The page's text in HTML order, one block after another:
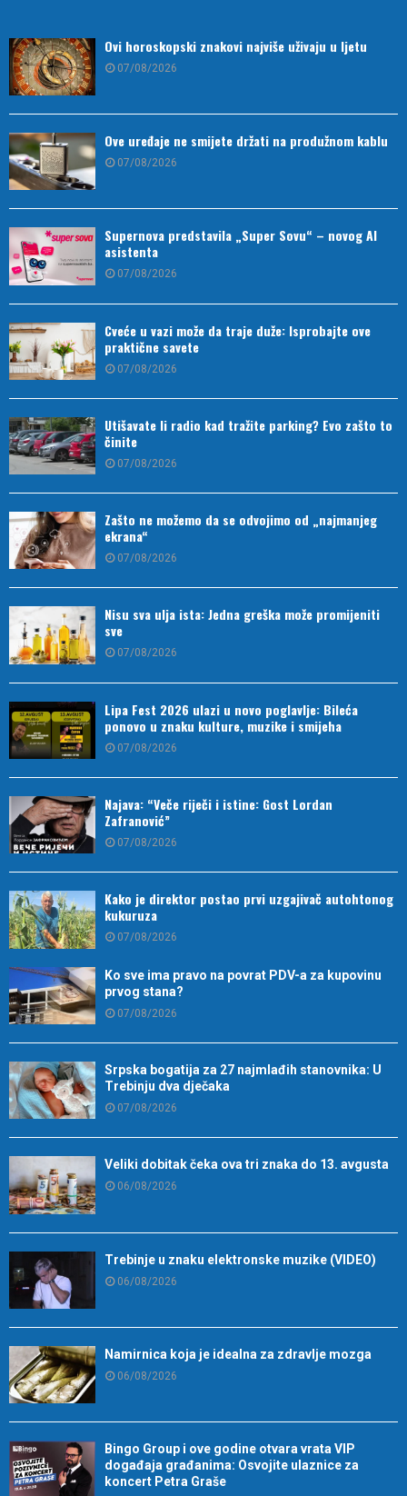
Ovi horoskopski znakovi najviše uživaju u ljetu
07/08/2026
Ove uređaje ne smijete držati na produžnom kablu
07/08/2026
Supernova predstavila „Super Sovu“ – novog AI
asistenta
07/08/2026
Cveće u vazi može da traje duže: Isprobajte ove
praktične savete
07/08/2026
Utišavate li radio kad tražite parking? Evo zašto to
činite
07/08/2026
Zašto ne možemo da se odvojimo od „najmanjeg
ekrana“
07/08/2026
Nisu sva ulja ista: Jedna greška može promijeniti
sve
07/08/2026
Lipa Fest 2026 ulazi u novo poglavlje: Bileća
ponovo u znaku kulture, muzike i smijeha
07/08/2026
Najava: “Veče riječi i istine: Gost Lordan
Zafranović”
07/08/2026
Kako je direktor postao prvi uzgajivač autohtonog
kukuruza
07/08/2026
Ko sve ima pravo na povrat PDV-a za kupovinu
prvog stana?
07/08/2026
Srpska bogatija za 27 najmlađih stanovnika: U
Trebinju dva dječaka
07/08/2026
Veliki dobitak čeka ova tri znaka do 13. avgusta
06/08/2026
Trebinje u znaku elektronske muzike (VIDEO)
06/08/2026
Namirnica koja je idealna za zdravlje mozga
06/08/2026
Bingo Group i ove godine otvara vrata VIP
događaja građanima: Osvojite ulaznice za
koncert Petra Graše